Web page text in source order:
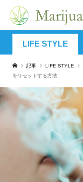
LIFE STYLE
記事 LIFE STYLE
をリセットする方法